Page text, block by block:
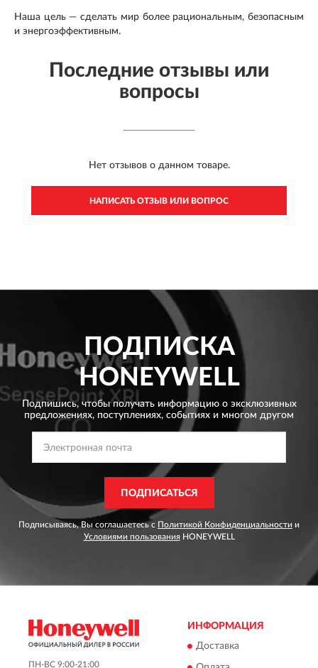
Наша цель — сделать мир более рациональным, безопасным
и энергоэффективным.
Последние отзывы или
вопросы
Нет отзывов о данном товаре.
НАПИСАТЬ ОТЗЫВ ИЛИ ВОПРОС
ПОДПИСКА
HONEYWELL
Подпишись, чтобы получать информацию о эксклюзивных
предложениях, поступлениях, событиях и многом другом
ПОДПИСАТЬСЯ
Подписываясь, Вы соглашаетесь с Политикой Конфиденциальности и
Условиями пользованияHONEYWELL
ПН-ВС 9:00-21:00
ИНФОРМАЦИЯ
Доставка